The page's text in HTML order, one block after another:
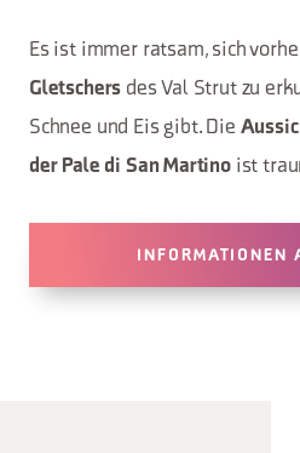
Es ist immer ratsam, sich
Gletschers des Val Strut zu
Schnee und Eis gibt. Die
der Pale di San Martinoist
INFORMATIONEN